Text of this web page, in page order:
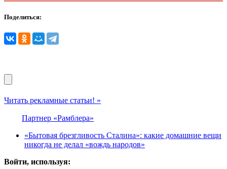
Поделиться:
Читать рекламные статьи! »
Партнер «Рамблера»
«Бытовая брезгливость Сталина»: какие домашние вещи
никогда не делал «вождь народов»
Войти, используя: